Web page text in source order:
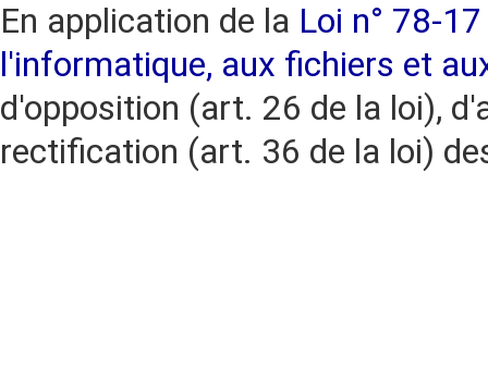
En application de la Loi n° 78-
l'informatique, aux fichiers et
d'opposition (art. 26 de la loi),
rectification (art. 36 de la loi)